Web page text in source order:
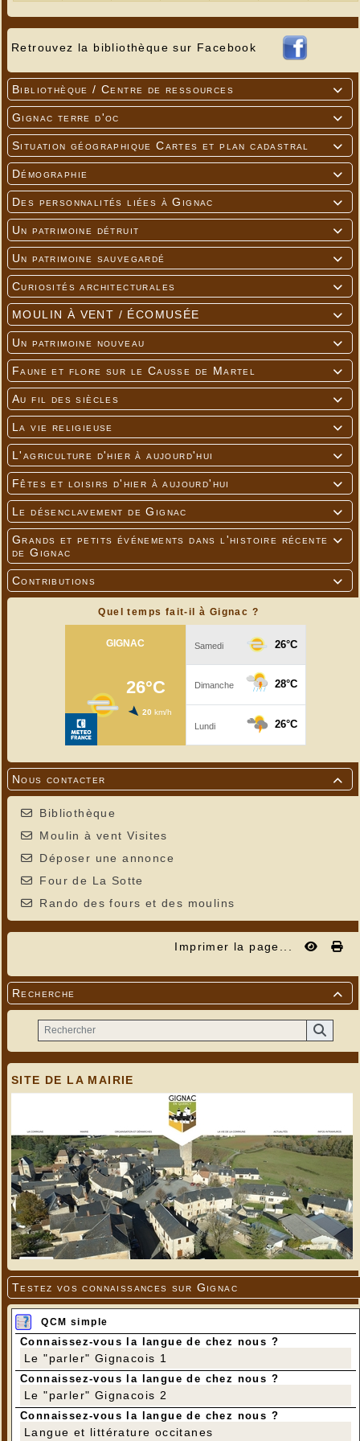
Retrouvez la bibliothèque sur Facebook

Bibliothèque / Centre de ressources

Gignac terre d'oc

Situation géographique Cartes et plan cadastral

Démographie

Des personnalités liées à Gignac

Un patrimoine détruit

Un patrimoine sauvegardé

Curiosités architecturales

MOULIN À VENT / ÉCOMUSÉE

Un patrimoine nouveau

Faune et flore sur le Causse de Martel

Au fil des siècles

La vie religieuse

L'agriculture d'hier à aujourd'hui

Fêtes et loisirs d'hier à aujourd'hui

Le désenclavement de Gignac

Grands et petits événements dans l'histoire récente
de Gignac

Contributions
Quel temps fait-il à Gignac ?

Nous contacter
Bibliothèque
Moulin à vent Visites
Déposer une annonce
Four de La Sotte
Rando des fours et des moulins
Imprimer la page...

Recherche
SITE DE LA MAIRIE
Testez vos connaissances sur Gignac
QCM simple
Connaissez-vous la langue de chez nous ?
Le "parler" Gignacois 1
Connaissez-vous la langue de chez nous ?
Le "parler" Gignacois 2
Connaissez-vous la langue de chez nous ?
Langue et littérature occitanes
présentait les différentes espèces de truffes et des produits
A midi, après les discours, trois prix ont été attribués à messieurs
Laval de Journiac en Dordogne (dont le panier contenait 2,490 kg